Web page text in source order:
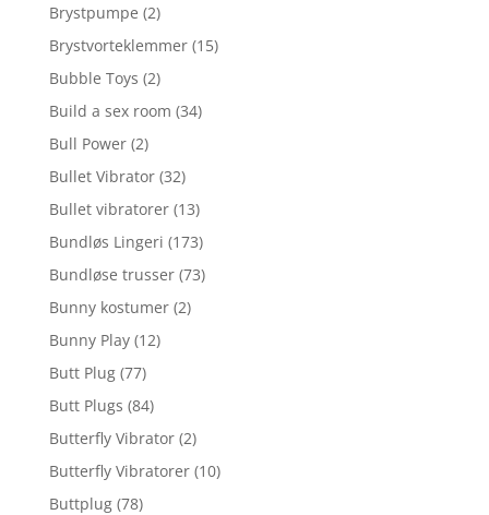
Brystpumpe (2)
Brystvorteklemmer (15)
Bubble Toys (2)
Build a sex room (34)
Bull Power (2)
Bullet Vibrator (32)
Bullet vibratorer (13)
Bundløs Lingeri (173)
Bundløse trusser (73)
Bunny kostumer (2)
Bunny Play (12)
Butt Plug (77)
Butt Plugs (84)
Butterfly Vibrator (2)
Butterfly Vibratorer (10)
Buttplug (78)